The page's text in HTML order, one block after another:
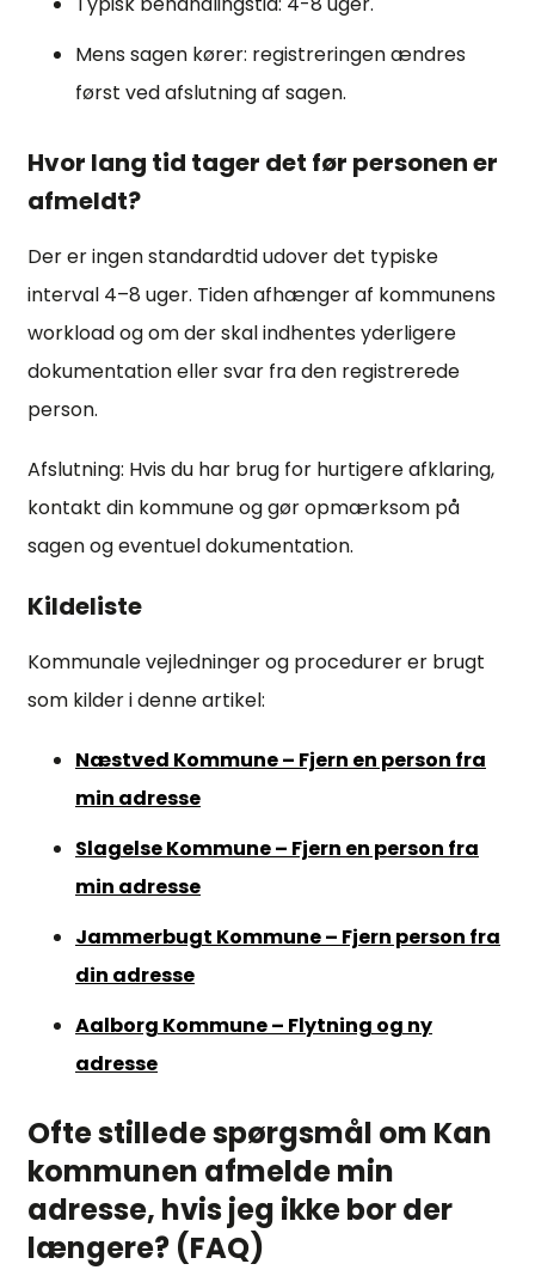
Mens sagen kører: registreringen ændres
først ved afslutning af sagen.
Hvor lang tid tager det før personen er
afmeldt?
Der er ingen standardtid udover det typiske
interval 4–8 uger. Tiden afhænger af kommunens
workload og om der skal indhentes yderligere
dokumentation eller svar fra den registrerede
person.
Afslutning: Hvis du har brug for hurtigere afklaring,
kontakt din kommune og gør opmærksom på
sagen og eventuel dokumentation.
Kildeliste
Kommunale vejledninger og procedurer er brugt
som kilder i denne artikel:
Næstved Kommune – Fjern en person fra
min adresse
Slagelse Kommune – Fjern en person fra
min adresse
Jammerbugt Kommune – Fjern person fra
din adresse
Aalborg Kommune – Flytning og ny
adresse
Ofte stillede spørgsmål om Kan
kommunen afmelde min
adresse, hvis jeg ikke bor der
længere? (FAQ)